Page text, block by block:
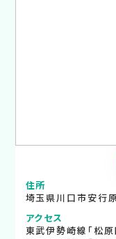
住所
埼玉県川口市安行
アクセス
東武伊勢崎線「松